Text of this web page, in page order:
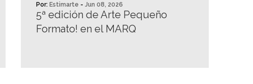
Por: Estimarte - Jun 08, 2026
5ª edición de Arte Pequeño
Formato! en el MARQ